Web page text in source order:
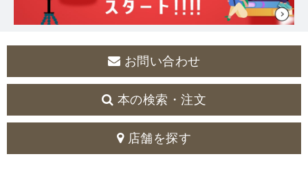
お問い合わせ
本の検索・注文
店舗を探す